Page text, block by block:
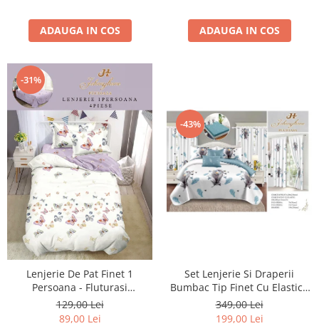
ADAUGA IN COS ADAUGA IN COS
-31%
Lenjerie De Pat Finet 1
Persoana - Fluturasi
Multicolori
129,00 Lei
89,00 Lei
-43%
Set Lenjerie Si Draperii
Bumbac Tip Finet Cu Elastic -
Pene Si Pasarele
349,00 Lei
199,00 Lei